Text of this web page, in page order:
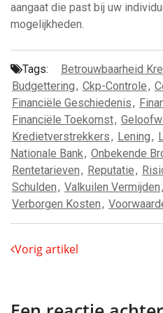
aangaat die past bij uw
mogelijkheden.
Tags: Betrouwbaarheid
Budgettering, Ckp-Controle,
Financiële Geschiedenis,
Financiële Toekomst,
Kredietverstrekkers, Lening,
Nationale Bank, Onbekende
Rentetarieven, Reputatie,
Schulden, Valkuilen Vermijden,
Verborgen Kosten,
Vorig artikel